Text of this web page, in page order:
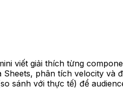
viết giải thích từng
phân tích velocity và
sánh với thực tế) để